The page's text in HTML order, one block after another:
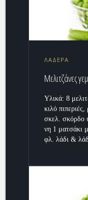
ΛΑΔΕΡΑ
Μελιτζάνες
Υλικά: 8
κιλό
σκελ. σκόρδο
νη 1 ματσάκι
φλ. λάδι &